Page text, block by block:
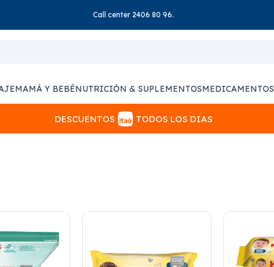
Call center 2406 80 96.
MAMÁ Y BEBÉNUTRICIÓN & SUPLEMENTOSMEDICAMENTOS
DESCUENTOS TODOS LOS DIAS